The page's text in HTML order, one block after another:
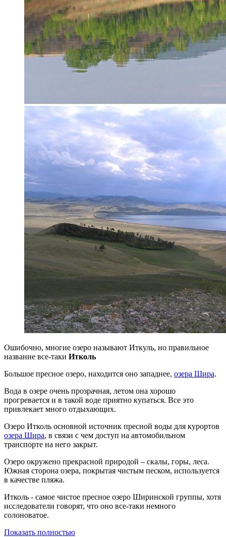
Ошибочно, многие озеро называют Иткуль, но правильное
название все-таки Итколь
Большое пресное озеро, находится оно западнее, озера Шира.
Вода в озере очень прозрачная, летом она хорошо
прогревается и в такой воде приятно купаться. Все это
привлекает много отдыхающих.
Озеро Итколь основной источник пресной воды для курортов
озера Шира, в связи с чем доступ на автомобильном
транспорте на него закрыт.
Озеро окружено прекрасной природой – скалы, горы, леса.
Южная сторона озера, покрытая чистым песком, используется
в качестве пляжа.
Итколь - самое чистое пресное озеро Ширинской группы, хотя
исследователи говорят, что оно все-таки немного
солоноватое.
Показать полностью